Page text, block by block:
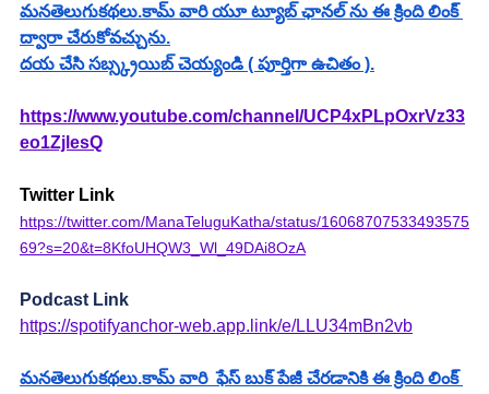
మనతెలుగుకథలు.కామ్ వారి యూ ట్యూబ్ ఛానల్ ను ఈ క్రింది లింక్
ద్వారా చేరుకోవచ్చును.
దయ చేసి సబ్స్క్రయిబ్ చెయ్యండి ( పూర్తిగా ఉచితం ).
https://www.youtube.com/channel/UCP4xPLpOxrVz33
eo1ZjlesQ
Twitter Link
https://twitter.com/ManaTeluguKatha/status/16068707533493575
69?s=20&t=8KfoUHQW3_Wl_49DAi8OzA
Podcast Link
https://spotifyanchor-web.app.link/e/LLU34mBn2vb
మనతెలుగుకథలు.కామ్ వారి  ఫేస్ బుక్ పేజీ చేరడానికి ఈ క్రింది లింక్